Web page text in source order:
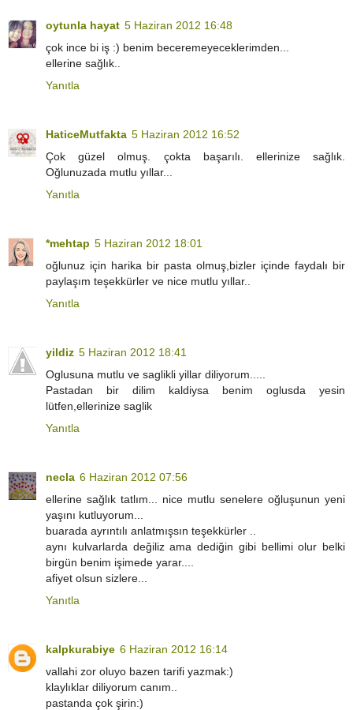
oytunla hayat 5 Haziran 2012 16:48
çok ince bi iş :) benim beceremeyeceklerimden...
ellerine sağlık..
Yanıtla
HaticeMutfakta 5 Haziran 2012 16:52
Çok güzel olmuş. çokta başarılı. ellerinize sağlık.
Oğlunuzada mutlu yıllar...
Yanıtla
*mehtap 5 Haziran 2012 18:01
oğlunuz için harika bir pasta olmuş,bizler içinde faydalı bir
paylaşım teşekkürler ve nice mutlu yıllar..
Yanıtla
yildiz 5 Haziran 2012 18:41
Oglusuna mutlu ve saglikli yillar diliyorum.....
Pastadan bir dilim kaldiysa benim oglusda yesin
lütfen,ellerinize saglik
Yanıtla
necla 6 Haziran 2012 07:56
ellerine sağlık tatlım... nice mutlu senelere oğluşunun yeni
yaşını kutluyorum...
buarada ayrıntılı anlatmışsın teşekkürler ..
aynı kulvarlarda değiliz ama dediğin gibi bellimi olur belki
birgün benim işimede yarar....
afiyet olsun sizlere...
Yanıtla
kalpkurabiye 6 Haziran 2012 16:14
vallahi zor oluyo bazen tarifi yazmak:)
klaylıklar diliyorum canım..
pastanda çok şirin:)